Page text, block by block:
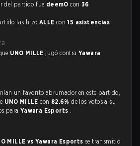
del partido fue deemO con 36
las hizo ALLE con15 asistencias.
UNO MILLE jugó contraYawara
un favorito abrumador en este partido,
UNO MILLEcon 82.6%de los votos a su
para Yawara Esports .
MILLE vs Yawara Esports se transmitió